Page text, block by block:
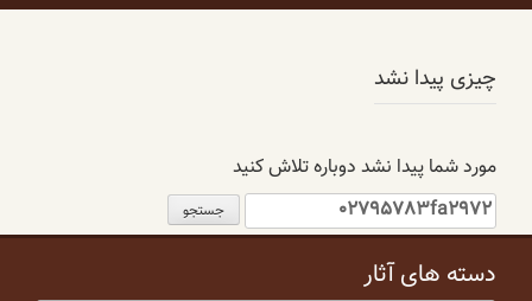
چیزی پیدا نشد
مورد شما پیدا نشد دوباره تلاش کنید
جستجو
برای:
دسته های آثار